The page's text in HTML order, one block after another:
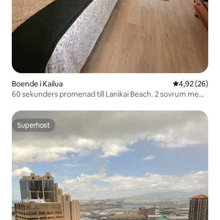
Boende i Kailua 4,92 av 5 i
4,92 (26)
60 sekunders promenad till Lanikai Beach. 2 sovrum med
Superhost
Superhost